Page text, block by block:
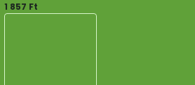
1 857 Ft